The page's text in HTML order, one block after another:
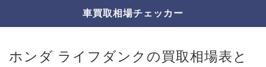
車買取相場チェッカー
ホンダ ライフダンクの買取相場表と